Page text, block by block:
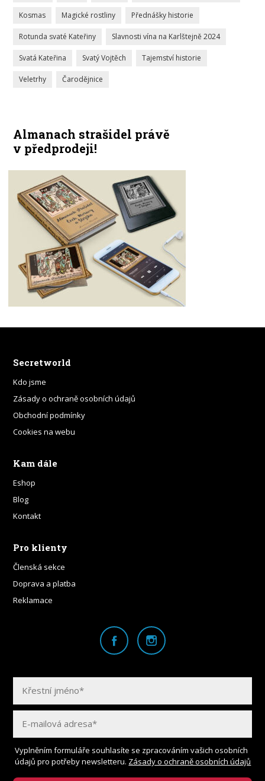
Kosmas Magické rostliny Přednášky historie
Rotunda svaté Kateřiny Slavnosti vína na Karlštejně 2024
Svatá Kateřina Svatý Vojtěch Tajemství historie
Veletrhy Čarodějnice
Almanach strašidel právě
v předprodeji!
Secretworld
Kdo jsme
Zásady o ochraně osobních údajů
Obchodní podmínky
Cookies na webu
Kam dále
Eshop
Blog
Kontakt
Pro klienty
Členská sekce
Doprava a platba
Reklamace
Vyplněním formuláře souhlasíte se zpracováním vašich osobních
údajů pro potřeby newsletteru. Zásady o ochraně osobních údajů